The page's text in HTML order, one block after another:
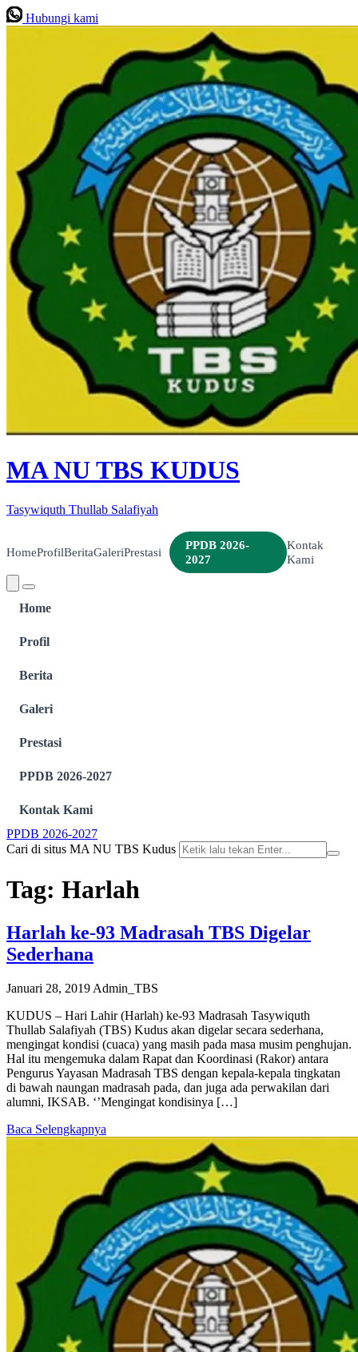
Hubungi kami
MA NU TBS KUDUS
Tasywiquth Thullab Salafiyah
HomeProfilBeritaGaleriPrestasi
PPDB 2026-
2027
Kontak
Kami
Home
Profil
Berita
Galeri
Prestasi
PPDB 2026-2027
Kontak Kami
PPDB 2026-2027
Cari di situs MA NU TBS Kudus
Tag: Harlah
Harlah ke-93 Madrasah TBS Digelar
Sederhana
Januari 28, 2019 Admin_TBS
KUDUS – Hari Lahir (Harlah) ke-93 Madrasah Tasywiquth
Thullab Salafiyah (TBS) Kudus akan digelar secara sederhana,
mengingat kondisi (cuaca) yang masih pada masa musim penghujan.
Hal itu mengemuka dalam Rapat dan Koordinasi (Rakor) antara
Pengurus Yayasan Madrasah TBS dengan kepala-kepala tingkatan
di bawah naungan madrasah pada, dan juga ada perwakilan dari
alumni, IKSAB. ‘’Mengingat kondisinya […]
Baca Selengkapnya